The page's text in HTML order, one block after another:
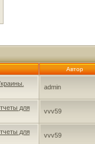
Автор
admin
для
vvv59
для
vvv59